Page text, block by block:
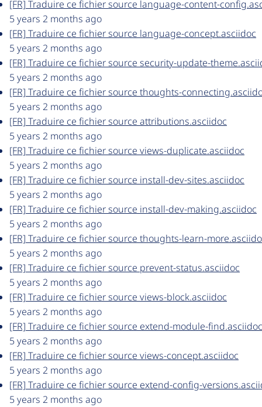
[FR] Traduire ce fichier source language-content-
5 years 2 months ago
[FR] Traduire ce fichier source language-concept.asciidoc
5 years 2 months ago
[FR] Traduire ce fichier source security-update-
5 years 2 months ago
[FR] Traduire ce fichier source thoughts-
5 years 2 months ago
[FR] Traduire ce fichier source attributions.asciidoc
5 years 2 months ago
[FR] Traduire ce fichier source views-duplicate.asciidoc
5 years 2 months ago
[FR] Traduire ce fichier source install-dev-sites.asciidoc
5 years 2 months ago
[FR] Traduire ce fichier source install-dev-making.asciidoc
5 years 2 months ago
[FR] Traduire ce fichier source thoughts-learn-
5 years 2 months ago
[FR] Traduire ce fichier source prevent-status.asciidoc
5 years 2 months ago
[FR] Traduire ce fichier source views-block.asciidoc
5 years 2 months ago
[FR] Traduire ce fichier source extend-module-find.asciidoc
5 years 2 months ago
[FR] Traduire ce fichier source views-concept.asciidoc
5 years 2 months ago
[FR] Traduire ce fichier source extend-config-
5 years 2 months ago